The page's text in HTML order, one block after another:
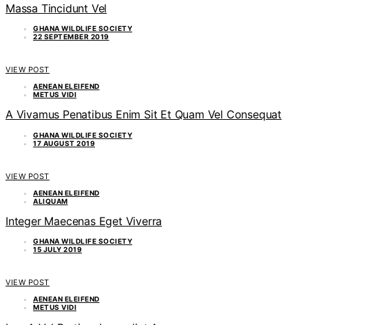
Massa Tincidunt Vel
GHANA WILDLIFE SOCIETY
22 SEPTEMBER 2019
VIEW POST
AENEAN ELEIFEND
METUS VIDI
A Vivamus Penatibus Enim Sit Et Quam Vel Consequat
GHANA WILDLIFE SOCIETY
17 AUGUST 2019
VIEW POST
AENEAN ELEIFEND
ALIQUAM
Integer Maecenas Eget Viverra
GHANA WILDLIFE SOCIETY
15 JULY 2019
VIEW POST
AENEAN ELEIFEND
METUS VIDI